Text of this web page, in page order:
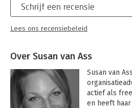
Schrijf een recensie
Lees ons recensiebeleid
Over Susan van Ass
Susan van
actief als
en heeft